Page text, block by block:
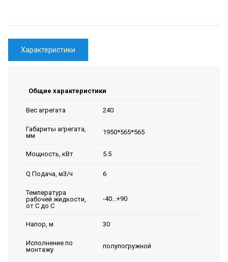
Характеристики
Общие характеристики
Вес агрегата 240
Габариты агрегата,
мм
1950*565*565
Мощность, кВт 5.5
Q Подача, м3/ч 6
Температура
рабочей жидкости,
от С до С
-40...+90
Напор, м 30
Исполнение по
монтажу
полупогружной